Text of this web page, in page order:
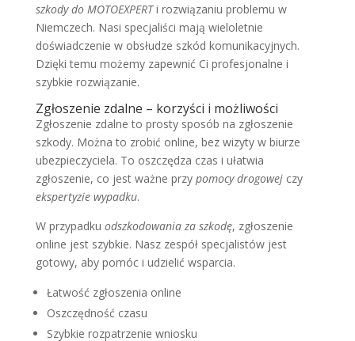
szkody do MOTOEXPERTi rozwiązaniu problemu w
Niemczech. Nasi specjaliści mają wieloletnie
doświadczenie w obsłudze szkód komunikacyjnych.
Dzięki temu możemy zapewnić Ci profesjonalne i
szybkie rozwiązanie.
Zgłoszenie zdalne – korzyści i możliwości
Zgłoszenie zdalne to prosty sposób na zgłoszenie
szkody. Można to zrobić online, bez wizyty w biurze
ubezpieczyciela. To oszczędza czas i ułatwia
zgłoszenie, co jest ważne przy pomocy drogowejczy
ekspertyzie wypadku.
W przypadku odszkodowania za szkodę, zgłoszenie
online jest szybkie. Nasz zespół specjalistów jest
gotowy, aby pomóc i udzielić wsparcia.
Łatwość zgłoszenia online
Oszczędność czasu
Szybkie rozpatrzenie wniosku